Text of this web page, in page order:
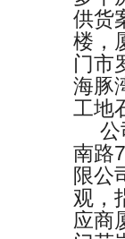
供货
楼，
门市
海豚
工地
公
南路7
限公
观，
应商